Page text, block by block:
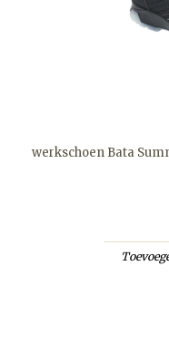
werkschoen Bata